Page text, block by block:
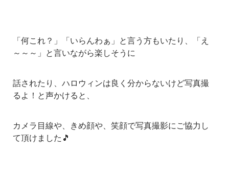
「何これ？」「いらんわぁ」と言う方もいたり、「え
～～～」と言いながら楽しそうに
話されたり、ハロウィンは良く分からないけど写真撮
るよ！と声かけると、
カメラ目線や、きめ顔や、笑顔で写真撮影にご協力し
て頂けました🎵